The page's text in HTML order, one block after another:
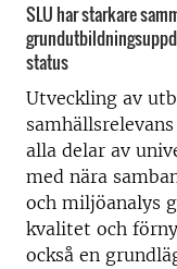
SLU har starkare
status
Utveckling av
alla delar av
med nära
och miljöanalys
kvalitet och
också en